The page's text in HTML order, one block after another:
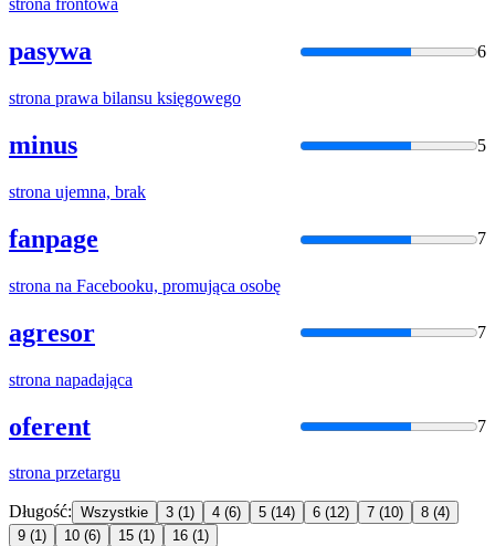
strona frontowa
pasywa 6
strona prawa bilansu księgowego
minus 5
strona ujemna, brak
fanpage 7
strona na Facebooku, promująca osobę
agresor 7
strona napadająca
oferent 7
strona przetargu
Długość: Wszystkie 3 (1) 4 (6) 5 (14) 6 (12) 7 (10) 8 (4)
9 (1) 10 (6) 15 (1) 16 (1)